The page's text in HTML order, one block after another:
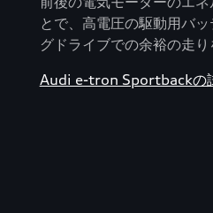
とで、高電圧の駆動用バ
グドライブでの余裕の走り
Audi e-tron Sportbackの